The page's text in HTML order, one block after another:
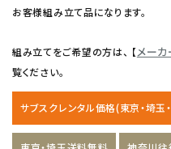
お客様組み立て品になります。
組み立てをご希望の方は、 【メー
覧ください。
サブスクレンタル価格(東京・埼玉